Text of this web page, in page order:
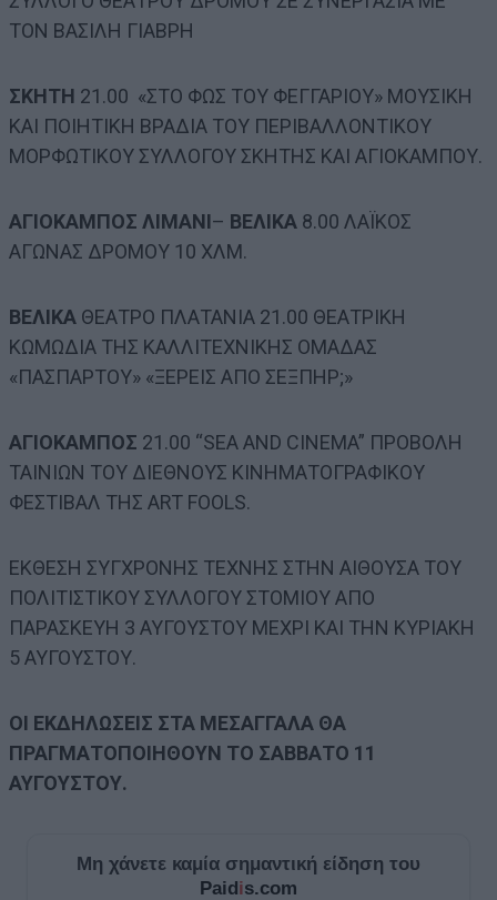
ΤΟΝ ΒΑΣΙΛΗ ΓΙΑΒΡΗ
ΣΚΗΤΗ 21.00 «ΣΤΟ ΦΩΣ ΤΟΥ ΦΕΓΓΑΡΙΟΥ» ΜΟΥΣΙΚΗ
ΚΑΙ ΠΟΙΗΤΙΚΗ ΒΡΑΔΙΑ ΤΟΥ ΠΕΡΙΒΑΛΛΟΝΤΙΚΟΥ
ΜΟΡΦΩΤΙΚΟΥ ΣΥΛΛΟΓΟΥ ΣΚΗΤΗΣ ΚΑΙ ΑΓΙΟΚΑΜΠΟΥ.
ΑΓΙΟΚΑΜΠΟΣ ΛΙΜΑΝΙ– ΒΕΛΙΚΑ 8.00 ΛΑΪΚΟΣ
ΑΓΩΝΑΣ ΔΡΟΜΟΥ 10 ΧΛΜ.
ΒΕΛΙΚΑ ΘΕΑΤΡΟ ΠΛΑΤΑΝΙΑ 21.00 ΘΕΑΤΡΙΚΗ
ΚΩΜΩΔΙΑ ΤΗΣ ΚΑΛΛΙΤΕΧΝΙΚΗΣ ΟΜΑΔΑΣ
«ΠΑΣΠΑΡΤΟΥ» «ΞΕΡΕΙΣ ΑΠΟ ΣΕΞΠΗΡ;»
ΑΓΙΟΚΑΜΠΟΣ 21.00 “SEA AND CINEMA” ΠΡΟΒΟΛΗ
ΤΑΙΝΙΩΝ ΤΟΥ ΔΙΕΘΝΟΥΣ ΚΙΝΗΜΑΤΟΓΡΑΦΙΚΟΥ
ΦΕΣΤΙΒΑΛ ΤΗΣ ART FOOLS.
ΕΚΘΕΣΗ ΣΥΓΧΡΟΝΗΣ ΤΕΧΝΗΣ ΣΤΗΝ ΑΙΘΟΥΣΑ ΤΟΥ
ΠΟΛΙΤΙΣΤΙΚΟΥ ΣΥΛΛΟΓΟΥ ΣΤΟΜΙΟΥ ΑΠΟ
ΠΑΡΑΣΚΕΥΗ 3 ΑΥΓΟΥΣΤΟΥ ΜΕΧΡΙ ΚΑΙ ΤΗΝ ΚΥΡΙΑΚΗ
5 ΑΥΓΟΥΣΤΟΥ.
ΟΙ ΕΚΔΗΛΩΣΕΙΣ ΣΤΑ ΜΕΣΑΓΓΑΛΑ ΘΑ
ΠΡΑΓΜΑΤΟΠΟΙΗΘΟΥΝ ΤΟ ΣΑΒΒΑΤΟ 11
ΑΥΓΟΥΣΤΟΥ.
Μη χάνετε καμία σημαντική είδηση του
Paidis.com